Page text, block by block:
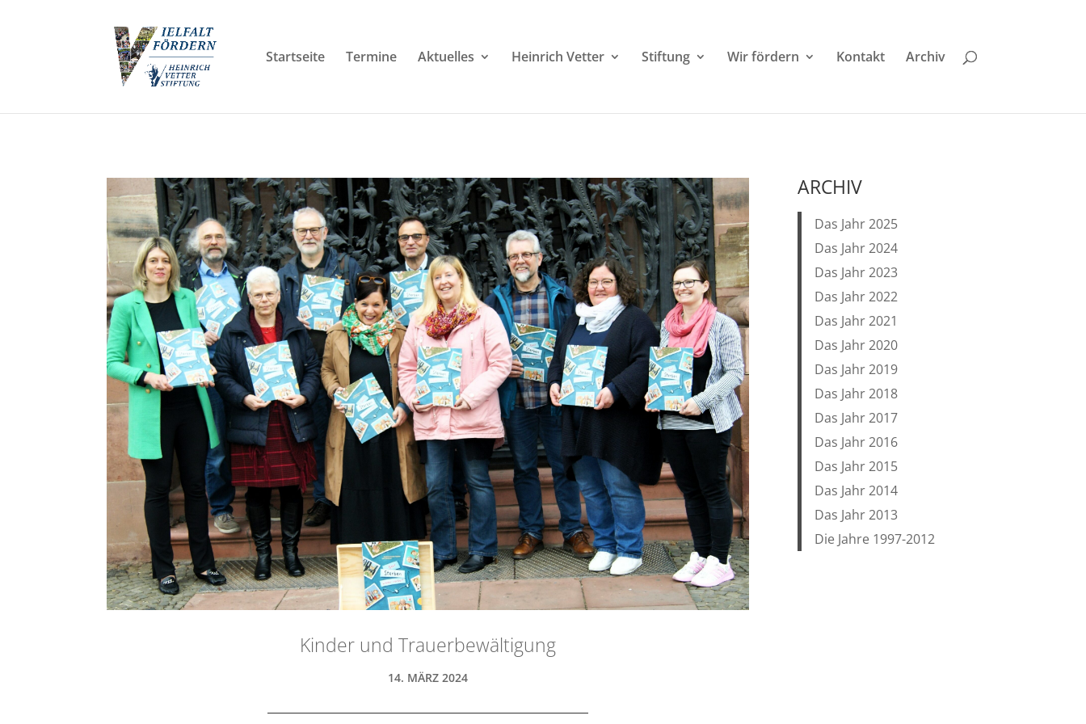
Startseite Termine Aktuelles Heinrich Vetter Stiftung Wir fördern Kontakt Archiv
Kinder und Trauerbewältigung
14. MÄRZ 2024
ARCHIV
Das Jahr 2025
Das Jahr 2024
Das Jahr 2023
Das Jahr 2022
Das Jahr 2021
Das Jahr 2020
Das Jahr 2019
Das Jahr 2018
Das Jahr 2017
Das Jahr 2016
Das Jahr 2015
Das Jahr 2014
Das Jahr 2013
Die Jahre 1997-2012